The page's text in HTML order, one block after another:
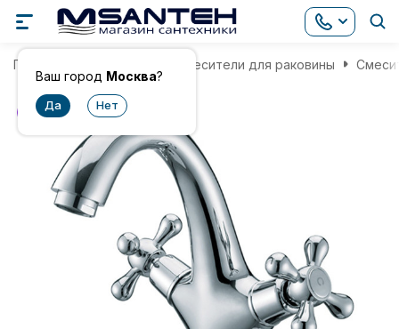
Ваш город Москва?
Главная Смесители для раковины
хит